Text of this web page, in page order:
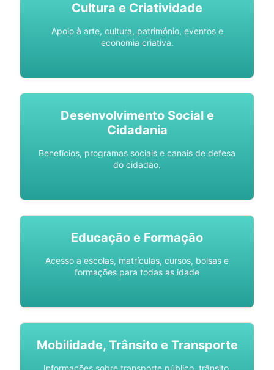
Cultura e Criatividade
Apoio à arte, cultura, patrimônio, eventos e
economia criativa.
Desenvolvimento Social e
Cidadania
Benefícios, programas sociais e canais de defesa
do cidadão.
Educação e Formação
Acesso a escolas, matrículas, cursos, bolsas e
formações para todas as idade
Mobilidade, Trânsito e Transporte
Informações sobre transporte público, trânsito,